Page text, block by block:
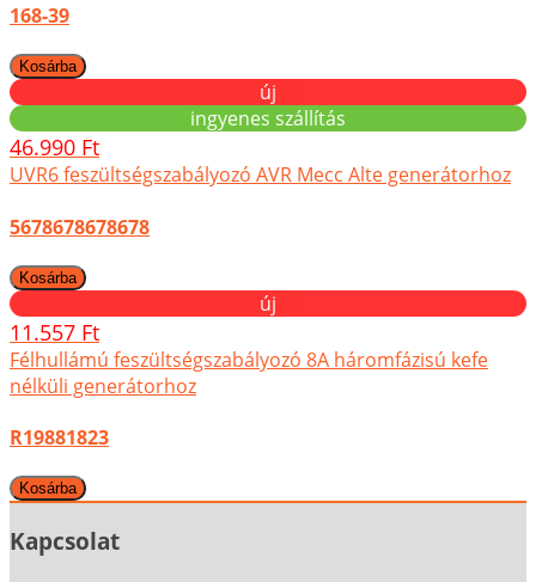
168-39
új
ingyenes szállítás
46.990 Ft
UVR6 feszültségszabályozó AVR Mecc Alte generátorhoz
5678678678678
új
11.557 Ft
Félhullámú feszültségszabályozó 8A háromfázisú kefe
nélküli generátorhoz
R19881823
Kapcsolat